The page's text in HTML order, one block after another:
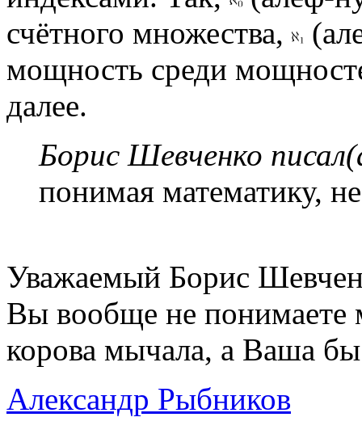
счётного множества,
мощность среди
далее.
Борис Шевченко
понимая математику,
Уважаемый Борис
Вы вообще не понимаете
корова мычала, а Ваша
Александр Рыбников